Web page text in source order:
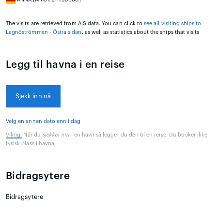
The visits are retrieved from AIS data. You can click tosee all visiting ships to
Lagnöströmmen - Östra sidan, as well as statistics about the ships that visits
Legg til havna i en reise
Sjekk inn nå
Velg en annen dato enn i dag
Viktig: Når du sjekker inn i en havn så legger du den til en reise. Du booker ikke
fysisk plass i havna
Bidragsytere
Bidragsytere